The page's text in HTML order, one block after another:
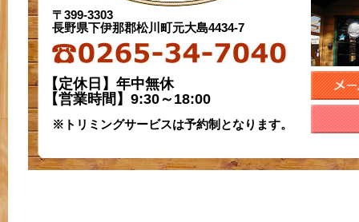
〒399-3303
長野県下伊那郡松川町元大島4434-7
【定休日】年中無休
【営業時間】9:30～18:00
※トリミングサービスは予約制となります。